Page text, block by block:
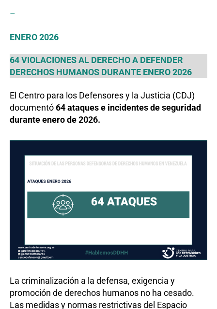
–
ENERO 2026
64 VIOLACIONES AL DERECHO A DEFENDER
DERECHOS HUMANOS DURANTE ENERO 2026
El Centro para los Defensores y la Justicia (CDJ)
documentó64 ataques e incidentes de seguridad
durante enero de 2026.
La criminalización a la defensa, exigencia y
promoción de derechos humanos no ha cesado.
Las medidas y normas restrictivas del Espacio